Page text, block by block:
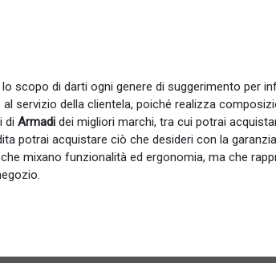
scopo di darti ogni genere di suggerimento per
servizio della clientela, poiché realizza
di Armadi dei migliori marchi, tra cui potrai
potrai acquistare ciò che desideri con la
mixano funzionalità ed ergonomia, ma che